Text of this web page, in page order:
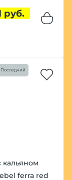
руб.
Последний
кальяном
ferra red